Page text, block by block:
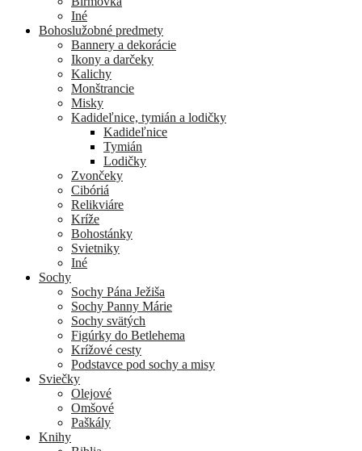
Iné
Bohoslužobné predmety
Bannery a dekorácie
Ikony a darčeky
Kalichy
Monštrancie
Misky
Kadideľnice, tymián a lodičky
Kadideľnice
Tymián
Lodičky
Zvončeky
Cibóriá
Relikviáre
Kríže
Bohostánky
Svietniky
Iné
Sochy
Sochy Pána Ježiša
Sochy Panny Márie
Sochy svätých
Figúrky do Betlehema
Krížové cesty
Podstavce pod sochy a misy
Sviečky
Olejové
Omšové
Paškály
Knihy